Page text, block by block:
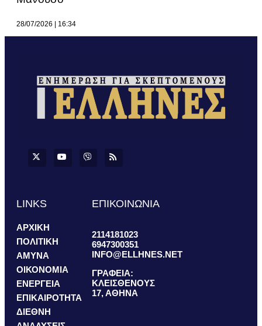
28/07/2026 16:34
LINKS
ΑΡΧΙΚΗ
ΠΟΛΙΤΙΚΗ
ΑΜΥΝΑ
ΟΙΚΟΝΟΜΙΑ
ΕΝΕΡΓΕΙΑ
ΕΠΙΚΑΙΡΟΤΗΤΑ
ΔΙΕΘΝΗ
ΕΠΙΚΟΙΝΩΝΙΑ
2114181023
6947300351
INFO@ELLHNES.NET
ΓΡΑΦΕΙΑ:
ΚΛΕΙΣΘΕΝΟΥΣ
17, ΑΘΗΝΑ